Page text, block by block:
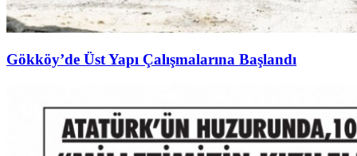
Gökköy’de Üst Yapı Çalışmalarına Başlandı